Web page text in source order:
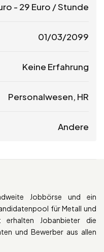
- 29 Euro / Stunde
01/03/2099
Keine Erfahrung
Personalwesen, HR
Andere
Jobbörse und ein
für Metall und
erhalten Jobanbieter die
und Bewerber aus allen